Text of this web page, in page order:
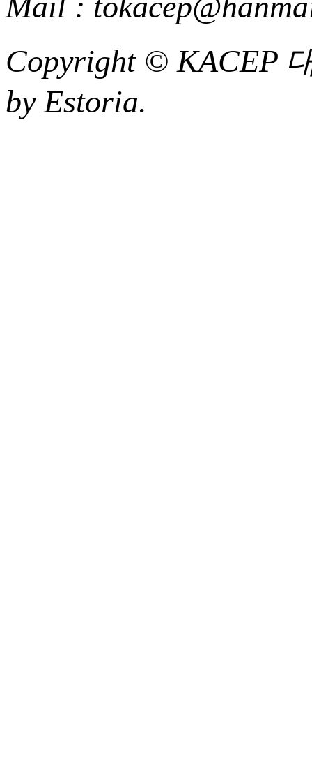
Copyright © KACEP
by Estoria.